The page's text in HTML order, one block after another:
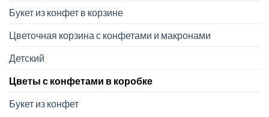
Букет из конфет в корзине
Цветочная корзина с конфетами и макронами
Детский
Цветы с конфетами в коробке
Букет из конфет